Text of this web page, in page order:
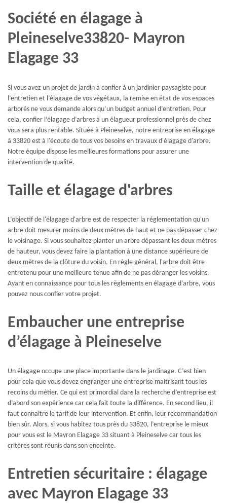
Société en élagage à
Pleineselve33820- Mayron
Elagage 33
Si vous avez un projet de jardin à confier à un jardinier paysagiste pour
l’entretien et l’élagage de vos végétaux, la remise en état de vos espaces
arborés ne vous demande alors qu’un budget annuel d’entretien. Pour
cela, confier l’élagage d’arbres à un élagueur professionnel près de chez
vous sera plus rentable. Située à Pleineselve, notre entreprise en élagage
à 33820 est à l'écoute de tous vos besoins en travaux d'élagage d'arbre.
Notre équipe dispose les meilleures formations pour assurer une
intervention de qualité.
Taille et élagage d'arbres
L’objectif de l'élagage d'arbre est de respecter la réglementation qu'un
arbre doit mesurer moins de deux mètres de haut et ne pas dépasser chez
le voisinage. Si vous souhaitez planter un arbre dépassant les deux mètres
de hauteur, vous devez faire la plantation à une distance supérieure de
deux mètres de la clôture du voisin. En règle général, l'arbre doit être
entretenu pour une meilleure tenue afin de ne pas déranger les voisins.
Ayant en connaissance pour tous les règlements en élagage d'arbre, vous
pouvez nous confier votre projet.
Embaucher une entreprise
d’élagage à Pleineselve
Un élagage occupe une place importante dans le jardinage. C’est bien
pour cela que vous devez engranger une entreprise maitrisant tous les
recoins du métier. Ce qui est primordial dans la recherche d’entreprise est
d’abord son expérience car cela fait toute la différence. En second lieu, il
faut connaitre le tarif de leur intervention. Et enfin, leur recommandation
bien sûr. Alors, si vous habitez tous près du 33820, l’entreprise le mieux
pour vous est le Mayron Elagage 33 situant à Pleineselve car tous les
critères sont réunis dans son enceinte.
Entretien sécuritaire : élagage
avec Mayron Elagage 33